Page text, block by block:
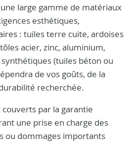
large gamme de matériaux
esthétiques,
: tuiles terre cuite, ardoises
acier, zinc, aluminium,
(tuiles béton ou
de vos goûts, de la
recherchée.
par la garantie
une prise en charge des
ou dommages importants